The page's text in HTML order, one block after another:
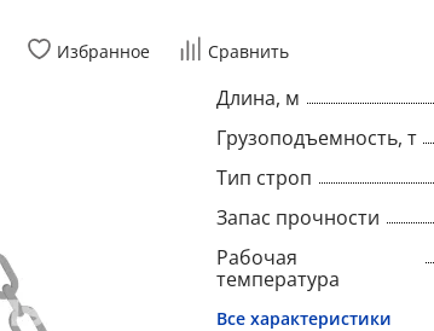
Избранное Сравнить
Длина, м
Грузоподъемность, т
Тип строп
Запас прочности
Рабочая
температура
Все характеристики